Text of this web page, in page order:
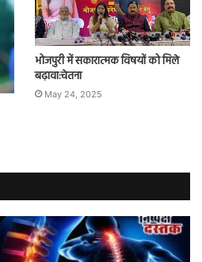
भोजपुरी में सकारात्मक विषयों को मिले
बढ़ावा:चेतना
May 24, 2025